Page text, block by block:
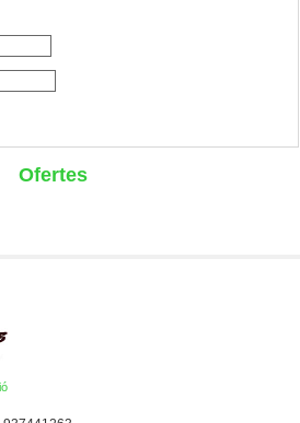
Ofertes